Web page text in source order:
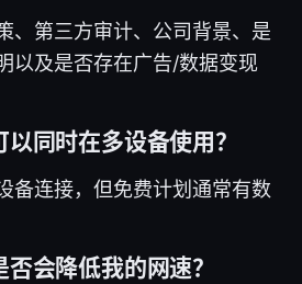
、第三方审计、公司背景、是
以及是否存在广告/数据变现
同时在多设备使用？
备连接，但免费计划通常有数
会降低我的网速？